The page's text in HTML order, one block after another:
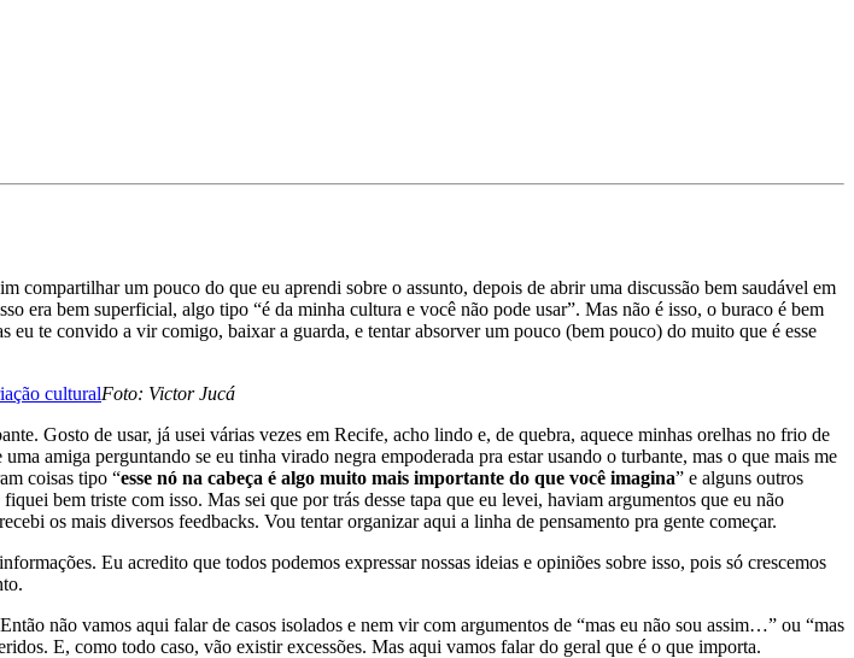
compartilhar um pouco do que eu aprendi sobre o assunto, depois de abrir uma discussão bem saudável em
era bem superficial, algo tipo “é da minha cultura e você não pode usar”. Mas não é isso, o buraco é bem
te convido a vir comigo, baixar a guarda, e tentar absorver um pouco (bem pouco) do muito que é esse
Foto: Victor Jucá
Gosto de usar, já usei várias vezes em Recife, acho lindo e, de quebra, aquece minhas orelhas no frio de
amiga perguntando se eu tinha virado negra empoderada pra estar usando o turbante, mas o que mais me
coisas tipo “esse nó na cabeça é algo muito mais importante do que você imagina” e alguns outros
bem triste com isso. Mas sei que por trás desse tapa que eu levei, haviam argumentos que eu não
os mais diversos feedbacks. Vou tentar organizar aqui a linha de pensamento pra gente começar.
Eu acredito que todos podemos expressar nossas ideias e opiniões sobre isso, pois só crescemos
não vamos aqui falar de casos isolados e nem vir com argumentos de “mas eu não sou assim…” ou “mas
E, como todo caso, vão existir excessões. Mas aqui vamos falar do geral que é o que importa.